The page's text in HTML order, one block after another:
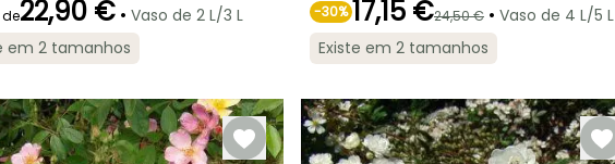
floração
Julho
Período razoável de
Fevereiro à
Maio, Setembro
à Novembro
de22,90 € • Vaso de 2 L/3 L
em 2 tamanhos
Período de floração
Maio à Outubro
Período razoável de
Janeiro à Maio,
Setembro à
Dezembro
-30% 17,15 €24,50 € • Vaso de 4 L/5 L
Existe em 2 tamanhos